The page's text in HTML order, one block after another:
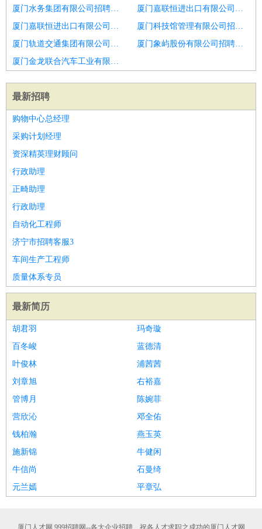
厦门水务集团有限公司招聘室内设计师
厦门嘉联恒进出口有限公司招聘室内设计师
厦门嘉联恒进出口有限公司招聘威海市招聘室内设计6
厦门科技馆管理有限公司招聘室内设计主管
厦门轨道交通集团有限公司招聘精装修设计师
厦门象屿股份有限公司招聘室内设计师
厦门金龙联合汽车工业有限公司招聘室内设计师
最新招聘
购物中心总经理
采购计划经理
资深精英理财顾问
行政助理
正畸助理
行政助理
自动化工程师
济宁市招聘客服3
车间生产工程师
质量体系专员
最新简历
胡君羽
玛奇璇
百冬峻
蓝德清
叶俊林
浦茜茜
刘章旭
右裕嘉
管博月
陈婉菲
营欣沁
邓全佑
钱柏瀚
燕玉英
施新锦
牛健闲
牛信尚
石曼绮
元兰嫣
平章弘
厦门人才网 999招聘网--各大企业招聘、祝各人才求职之成功的厦门人才网